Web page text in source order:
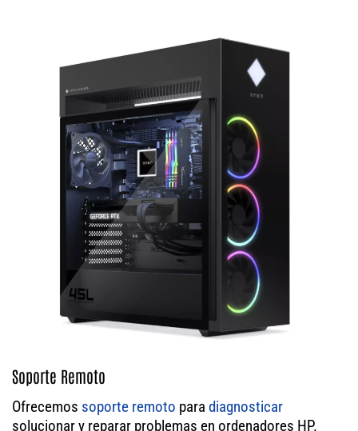
Soporte Remoto
Ofrecemos soporte remoto para diagnosticar
solucionar y reparar problemas en ordenadores HP.